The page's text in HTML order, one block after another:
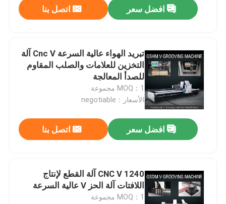
افضل سعر اتصل بنا
تبريد الهواء عالية السرعة Cnc V آلة
التخزين للعلامات والصلب المقاوم
للصدأ المعالجة
MOQ：1 مجموعة
الأسعار：negotiable
افضل سعر اتصل بنا
1240 CNC V آلة القطع لإنتاج
اللافتات آلة الحز V عالية السرعة
MOQ：1 مجموعة